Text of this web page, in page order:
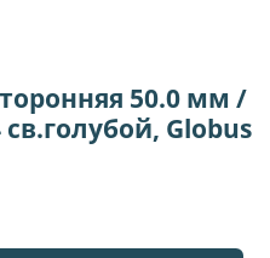
50.0 мм /
Globus